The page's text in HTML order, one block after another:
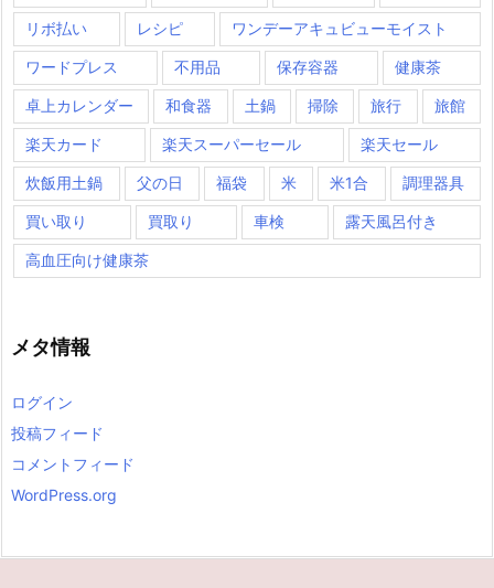
リボ払い レシピ ワンデーアキュビューモイスト
ワードプレス 不用品 保存容器 健康茶
卓上カレンダー 和食器 土鍋 掃除 旅行 旅館
楽天カード 楽天スーパーセール 楽天セール
炊飯用土鍋 父の日 福袋 米 米1合 調理器具
買い取り 買取り 車検 露天風呂付き
高血圧向け健康茶
メタ情報
ログイン
投稿フィード
コメントフィード
WordPress.org